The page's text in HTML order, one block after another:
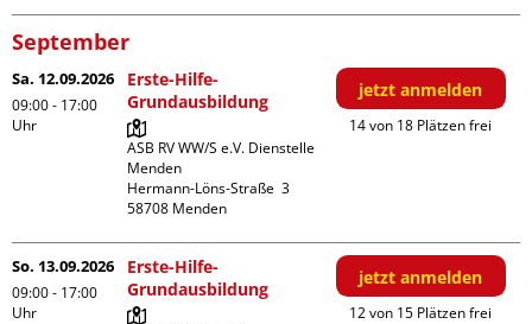
September
Sa. 12.09.2026
09:00 - 17:00
Uhr
Erste-Hilfe-
Grundausbildung
ASB RV WW/S e.V. Dienstelle
Menden
Hermann-Löns-Straße  3
jetzt anmelden
14 von 18 Plätzen frei
So. 13.09.2026
09:00 - 17:00
Uhr
Erste-Hilfe-
Grundausbildung
jetzt anmelden
12 von 15 Plätzen frei